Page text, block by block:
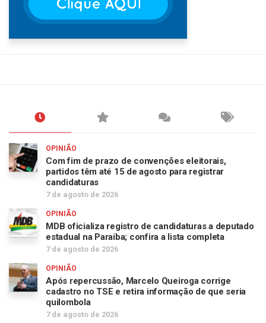
OPINIÃO
Com fim de prazo de convenções eleitorais,
partidos têm até 15 de agosto para registrar
candidaturas
7 de agosto de 2026
OPINIÃO
MDB oficializa registro de candidaturas a deputado
estadual na Paraíba; confira a lista completa
7 de agosto de 2026
OPINIÃO
Após repercussão, Marcelo Queiroga corrige
cadastro no TSE e retira informação de que seria
quilombola
7 de agosto de 2026